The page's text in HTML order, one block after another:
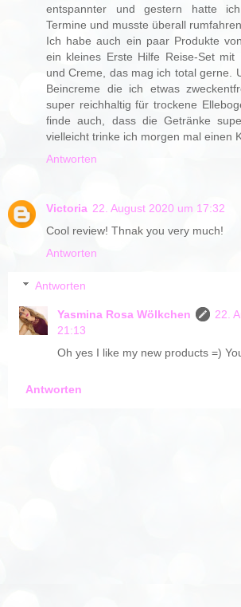
entspannter und gestern hatte
Termine und musste überall
Ich habe auch ein paar Produkte
ein kleines Erste Hilfe Reise-Set mit
und Creme, das mag ich total gerne.
Beincreme die ich etwas
super reichhaltig für trockene
finde auch, dass die Getränke
vielleicht trinke ich morgen mal einen
Antworten
Victoria 22. August 2020 um 17:32
Cool review! Thnak you very much!
Antworten
Antworten
Yasmina Rosa Wölkchen
22.
21:13
Oh yes I like my new products =)
Antworten